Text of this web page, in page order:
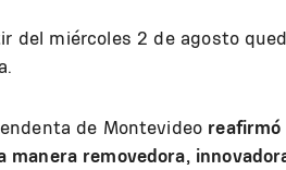
del miércoles 2 de agosto
de Montevideo reafirmó
manera removedora,